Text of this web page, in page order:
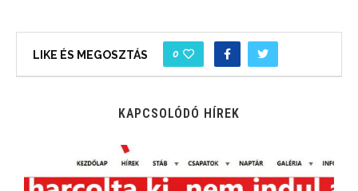
LIKE ÉS MEGOSZTÁS 0
KAPCSOLÓDÓ HÍREK